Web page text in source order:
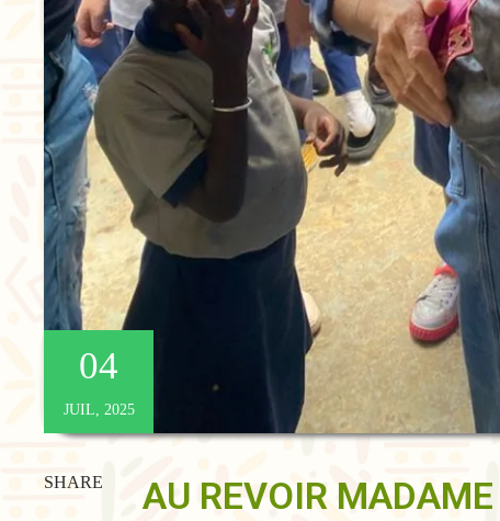
04
JUIL, 2025
SHARE AU REVOIR